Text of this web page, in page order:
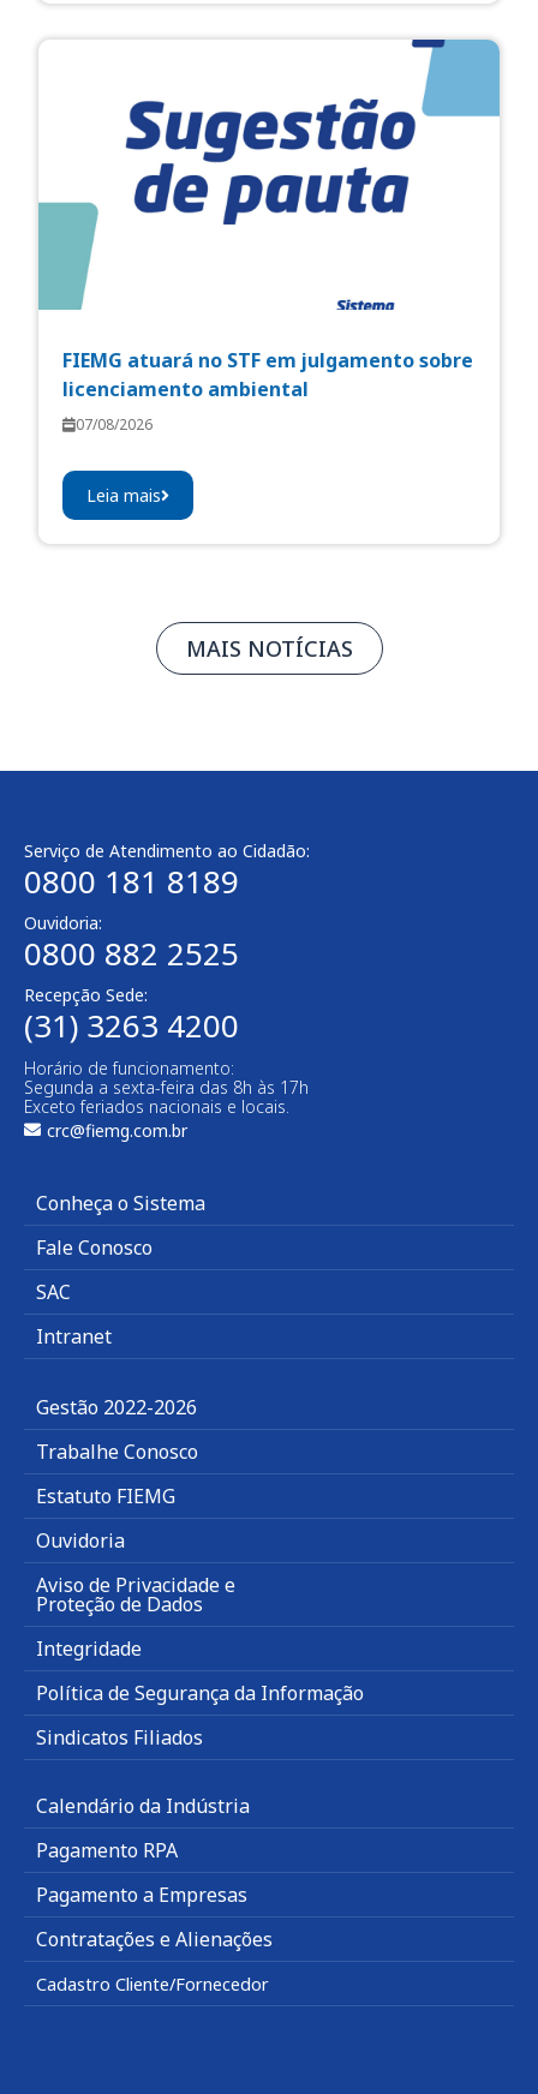
FIEMG atuará no STF em julgamento sobre
licenciamento ambiental
07/08/2026
Leia mais
MAIS NOTÍCIAS
Serviço de Atendimento ao Cidadão:
0800 181 8189
Ouvidoria:
0800 882 2525​
Recepção Sede:
(31) 3263 4200
Horário de funcionamento:
Segunda a sexta-feira das 8h às 17h
Exceto feriados nacionais e locais.
crc@fiemg.com.br
Conheça o Sistema
Fale Conosco
SAC
Intranet
Gestão 2022-2026
Trabalhe Conosco
Estatuto FIEMG
Ouvidoria
Aviso de Privacidade e
Proteção de Dados
Integridade
Política de Segurança da Informação
Sindicatos Filiados
Calendário da Indústria
Pagamento RPA
Pagamento a Empresas
Contratações e Alienações
Cadastro Cliente/Fornecedor